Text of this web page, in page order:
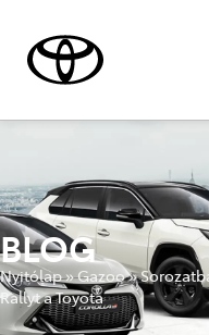
BLOG
Nyitólap»Gazoo»
Rallyt a Toyota